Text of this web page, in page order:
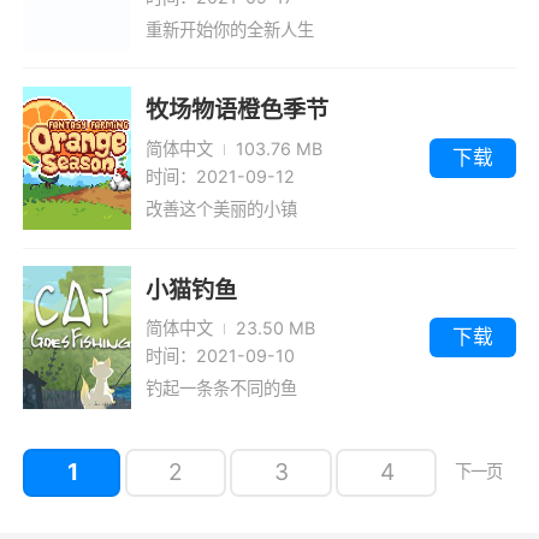
重新开始你的全新人生
牧场物语橙色季节
简体中文
103.76 MB
时间：2021-09-12
改善这个美丽的小镇
下载
小猫钓鱼
简体中文
23.50 MB
时间：2021-09-10
钓起一条条不同的鱼
下载
1 2 3 4 下一页